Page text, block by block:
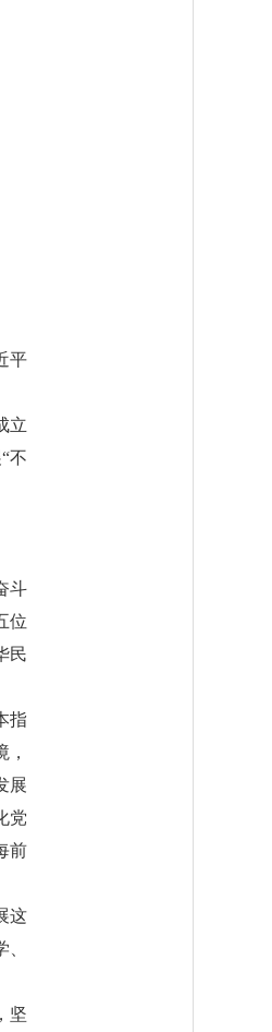
平
立
不
斗
位
民
指
展
党
前
这
坚